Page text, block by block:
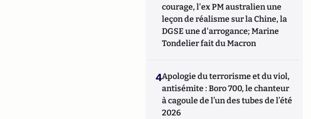
courage, l'ex PM australien une
leçon de réalisme sur la Chine, la
DGSE une d'arrogance; Marine
Tondelier fait du Macron
4Apologie du terrorisme et du viol,
antisémite : Boro 700, le chanteur
à cagoule de l’un des tubes de l’été
2026